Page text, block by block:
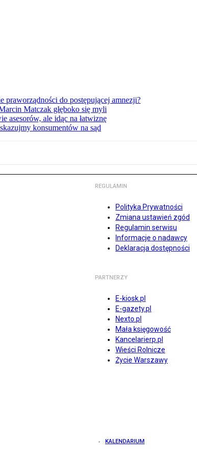
do postępującej amnezji?
Matczak głęboko się myli
asesorów, ale idąc na łatwiznę
konsumentów na sąd
REGULAMIN
Polityka Prywatności
Zmiana ustawień zgód
Regulamin serwisu
Informacje o nadawcy
Deklaracja dostępności
PARTNERZY
E-kiosk.pl
E-gazety.pl
Nexto.pl
Mała księgowość
Kancelarierp.pl
Wieści Rolnicze
Życie Warszawy
KALENDARIUM